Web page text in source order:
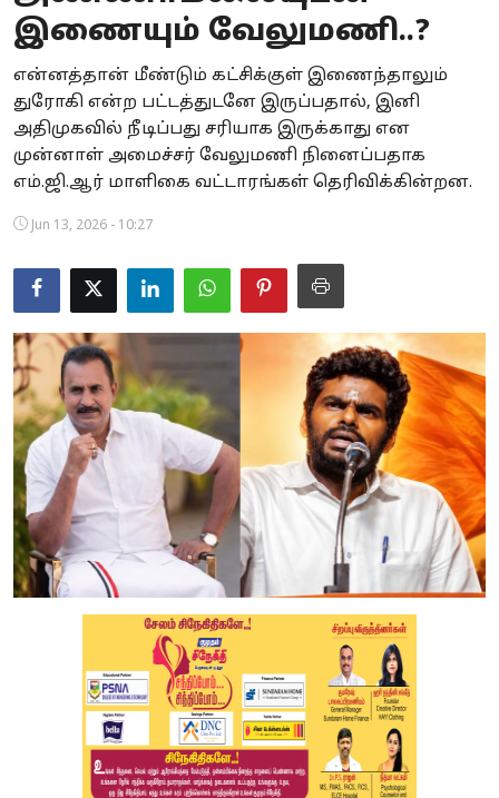
Business
Crime
Tamilnadu
National
World
Astrology
Spirituality
Weather
Politics
இணையும் வேலுமணி..?
என்னத்தான் மீண்டும் கட்சிக்குள் இணைந்தாலும்
துரோகி என்ற பட்டத்துடனே இருப்பதால், இனி
அதிமுகவில் நீடிப்பது சரியாக இருக்காது என
முன்னாள் அமைச்சர் வேலுமணி நினைப்பதாக
எம்.ஜி.ஆர் மாளிகை வட்டாரங்கள் தெரிவிக்கின்றன.
Jun 13, 2026 - 10:27